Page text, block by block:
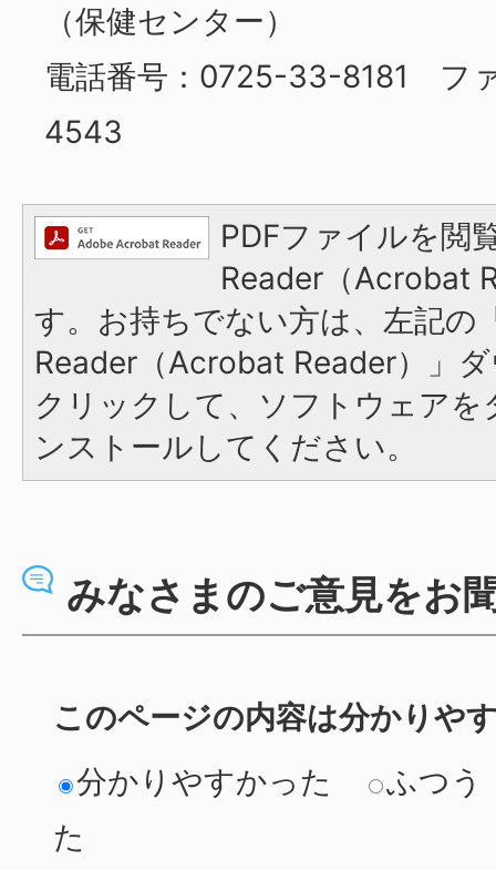
（保健センター）
電話番号：0725-33-8181 フ
4543
PDFファイルを閲
Reader（Acrobat
す。お持ちでない方は、左記の
Reader（Acrobat Reader）」
クリックして、ソフトウェア
ンストールしてください。
みなさまのご意見をお
このページの内容は分かりや
分かりやすかった
ふつう
た